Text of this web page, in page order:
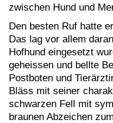
zwischen Hund und
Den besten Ruf hatte
Das lag vor allem
Hofhund eingesetzt
geheissen und bellte
Postboten und
Bläss mit seiner
schwarzen Fell mit
braunen Abzeichen